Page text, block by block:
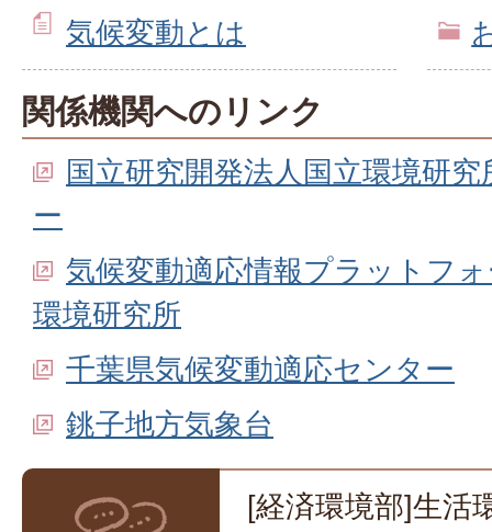
セ
ン
タ
ー
気候変動とは
関係機関へのリンク
国立研究開発法人国立環境研
ー
気候変動適応情報プラットフ
環境研究所
千葉県気候変動適応センター
銚子地方気象台
[経済環境部]生活